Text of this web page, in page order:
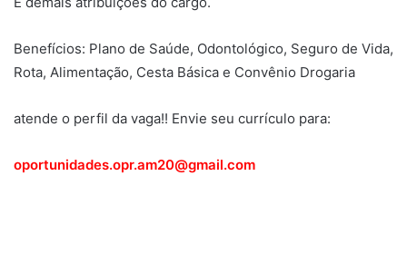
Benefícios: Plano de Saúde, Odontológico, Seguro de Vida,
Rota, Alimentação, Cesta Básica e Convênio Drogaria
atende o perfil da vaga!! Envie seu currículo para:
oportunidades.opr.am20@gmail.com